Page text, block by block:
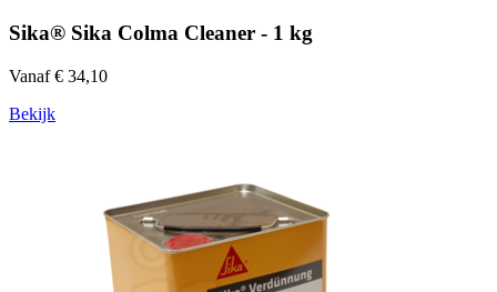
Sika® Sika Colma Cleaner - 1 kg
Vanaf € 34,10
Bekijk